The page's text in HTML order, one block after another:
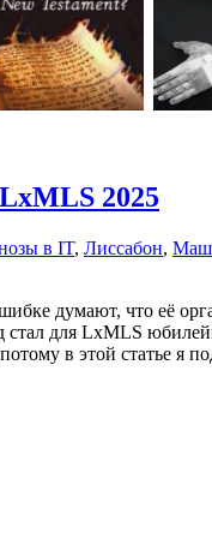
2025
в IT, Лиссабон,
думают, что её
для LxMLS
в этой статье я